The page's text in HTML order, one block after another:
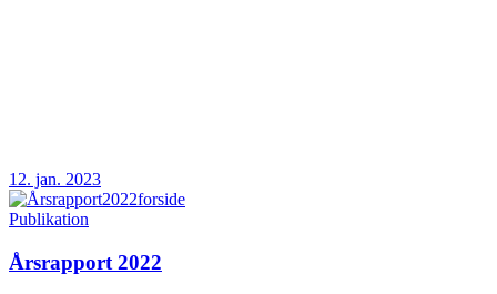
12. jan. 2023
Publikation
Årsrapport 2022